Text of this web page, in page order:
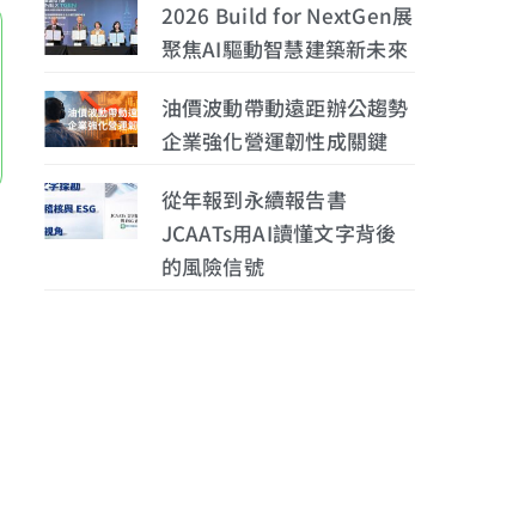
2026 Build for NextGen展
聚焦AI驅動智慧建築新未來
油價波動帶動遠距辦公趨勢
企業強化營運韌性成關鍵
從年報到永續報告書
JCAATs用AI讀懂文字背後
的風險信號